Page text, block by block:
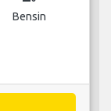
Bensin